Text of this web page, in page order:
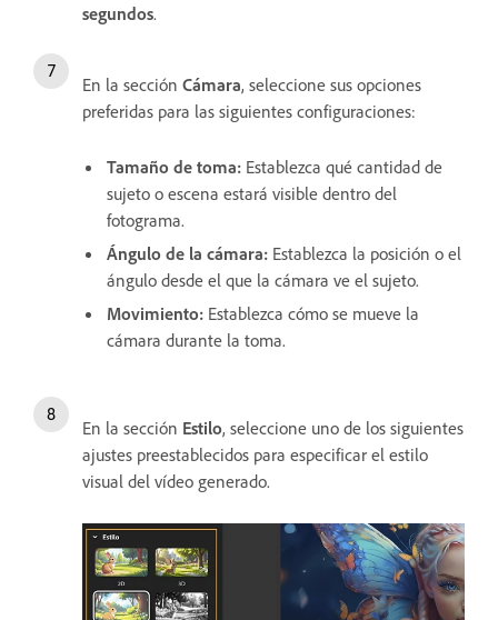
segundos.
En la sección Cámara, seleccione sus opciones
preferidas para las siguientes configuraciones:
Tamaño de toma: Establezca qué cantidad de
sujeto o escena estará visible dentro del
fotograma.
Ángulo de la cámara: Establezca la posición o el
ángulo desde el que la cámara ve el sujeto.
Movimiento: Establezca cómo se mueve la
cámara durante la toma.
En la sección Estilo, seleccione uno de los siguientes
ajustes preestablecidos para especificar el estilo
visual del vídeo generado.